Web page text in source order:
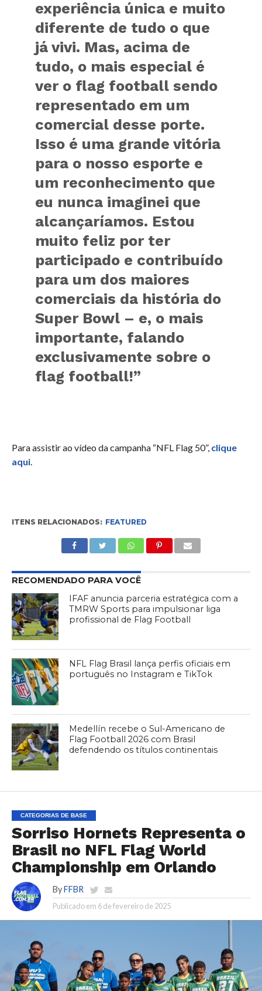
experiência única e muito
diferente de tudo o que
já vivi. Mas, acima de
tudo, o mais especial é
ver o flag football sendo
representado em um
comercial desse porte.
Isso é uma grande vitória
para o nosso esporte e
um reconhecimento que
eu nunca imaginei que
alcançaríamos. Estou
muito feliz por ter
participado e contribuído
para um dos maiores
comerciais da história do
Super Bowl – e, o mais
importante, falando
exclusivamente sobre o
flag football!”
Para assistir ao vídeo da campanha “NFL Flag 50”, clique
aqui.
ITENS RELACIONADOS: FEATURED
RECOMENDADO PARA VOCÊ
IFAF anuncia parceria estratégica com a
TMRW Sports para impulsionar liga
profissional de Flag Football
NFL Flag Brasil lança perfis oficiais em
português no Instagram e TikTok
Medellín recebe o Sul-Americano de
Flag Football 2026 com Brasil
defendendo os títulos continentais
CATEGORIAS DE BASE
Sorriso Hornets Representa o
Brasil no NFL Flag World
Championship em Orlando
By FFBR
Publicado em 6 de fevereiro de 2025